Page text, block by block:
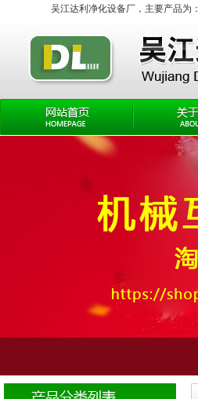
吴江达利净化设备厂，主要产品为：